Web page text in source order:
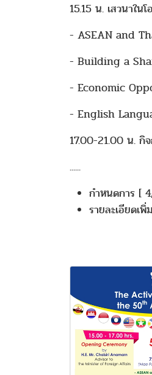
15.15 น. เสวนาใ
- ASEAN and
- Building a
- Economic
- English
17.00-21.00 น. กิ
......
กำหนดการ [
รายละเอียดเ